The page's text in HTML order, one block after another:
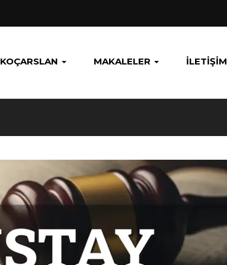
KOÇARSLAN MAKALELER İLETIŞIM